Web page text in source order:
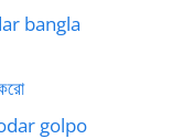
bangla
golpo